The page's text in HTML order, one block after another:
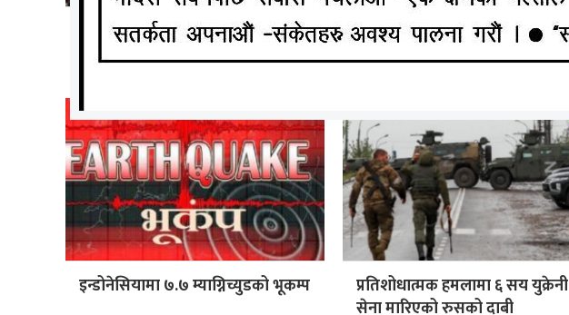
हरिद्दारको मन्दिरमा भागदौड मच्चिदाँ ६
को मृत्यु, २५ घाइते
भारतमा ७ वर्षीय बालकलाई बलि
दिइयो, पाँचजना पक्राउ
इन्डोनेसियामा ७.७ म्याग्निच्युडको भूकम्प
प्रतिशोधात्मक हमलामा ६ सय युक्रेनी
सेना मारिएको रुसको दाबी